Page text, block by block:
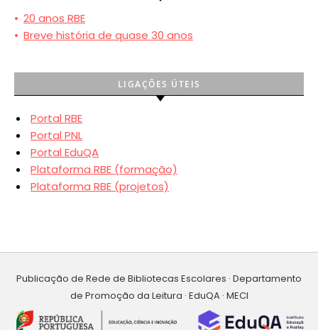
• 20 anos RBE
• Breve história de quase 30 anos
LIGAÇÕES ÚTEIS
Portal RBE
Portal PNL
Portal EduQA
Plataforma RBE (formação)
Plataforma RBE (projetos)
Publicação de Rede de Bibliotecas Escolares · Departamento
de Promoção da Leitura · EduQA · MECI